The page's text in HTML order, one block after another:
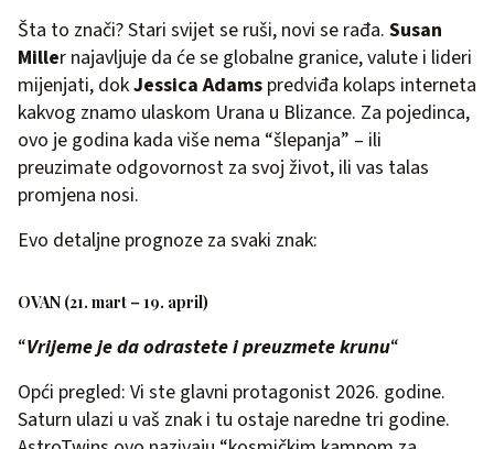
Šta to znači? Stari svijet se ruši, novi se rađa. Susan
Miller najavljuje da će se globalne granice, valute i lideri
mijenjati, dokJessica Adams predviđa kolaps interneta
kakvog znamo ulaskom Urana u Blizance. Za pojedinca,
ovo je godina kada više nema “šlepanja” – ili
preuzimate odgovornost za svoj život, ili vas talas
promjena nosi.
Evo detaljne prognoze za svaki znak:
OVAN (21. mart – 19. april)
“Vrijeme je da odrastete i preuzmete krunu“
Opći pregled: Vi ste glavni protagonist 2026. godine.
Saturn ulazi u vaš znak i tu ostaje naredne tri godine.